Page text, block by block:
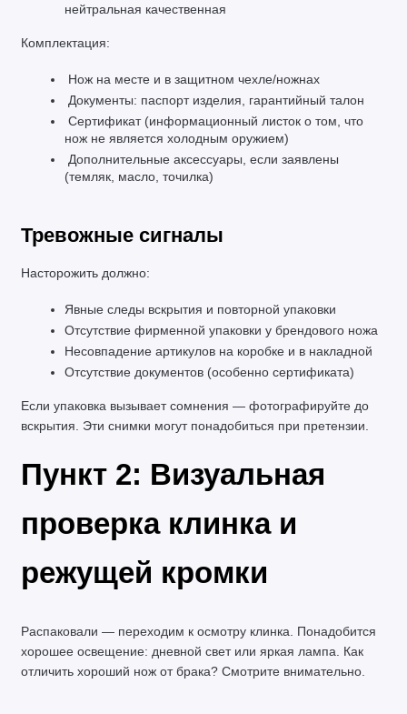
нейтральная качественная
Комплектация:
Нож на месте и в защитном чехле/ножнах
Документы: паспорт изделия, гарантийный талон
Сертификат (информационный листок о том, что
нож не является холодным оружием)
Дополнительные аксессуары, если заявлены
(темляк, масло, точилка)
Тревожные сигналы
Насторожить должно:
Явные следы вскрытия и повторной упаковки
Отсутствие фирменной упаковки у брендового ножа
Несовпадение артикулов на коробке и в накладной
Отсутствие документов (особенно сертификата)
Если упаковка вызывает сомнения — фотографируйте до
вскрытия. Эти снимки могут понадобиться при претензии.
Пункт 2: Визуальная
проверка клинка и
режущей кромки
Распаковали — переходим к осмотру клинка. Понадобится
хорошее освещение: дневной свет или яркая лампа. Как
отличить хороший нож от брака? Смотрите внимательно.